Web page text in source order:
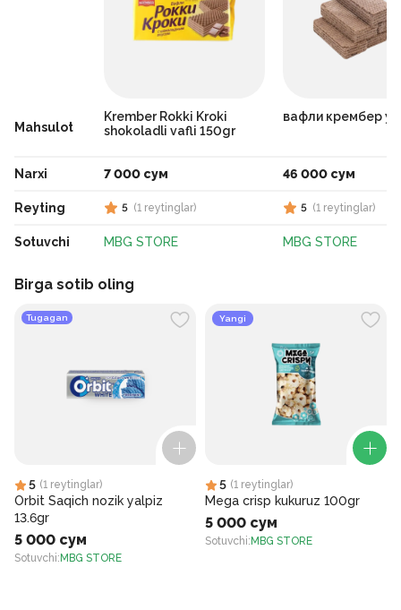
Mahsulot
Narxi
Reyting
Sotuvchi
Krember Rokki Kroki
shokoladli vafli 150gr
7 000 сум
5 (1 reytinglar)
MBG STORE
вафли крембер
46 000 сум
5 (1 reytinglar)
MBG STORE
Birga sotib oling
Tugagan
5 (1 reytinglar)
Orbit Saqich nozik yalpiz
13.6gr
5 000 сум
Sotuvchi: MBG STORE
Yangi
5 (1 reytinglar)
Mega crisp kukuruz 100gr
5 000 сум
Sotuvchi: MBG STORE